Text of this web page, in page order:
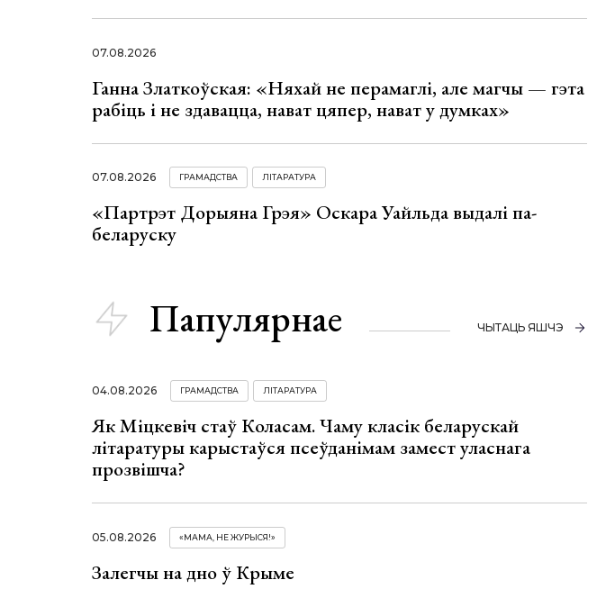
07.08.2026
Ганна Златкоўская: «Няхай не перамаглі, але магчы — гэта
рабіць і не здавацца, нават цяпер, нават у думках»
07.08.2026 ГРАМАДСТВА ЛІТАРАТУРА
«Партрэт Дорыяна Грэя» Оскара Уайльда выдалі па-
беларуску
Папулярнае ЧЫТАЦЬ ЯШЧЭ
04.08.2026 ГРАМАДСТВА ЛІТАРАТУРА
Як Міцкевіч стаў Коласам. Чаму класік беларускай
літаратуры карыстаўся псеўданімам замест уласнага
прозвішча?
05.08.2026 «МАМА, НЕ ЖУРЫСЯ!»
Залегчы на дно ў Крыме